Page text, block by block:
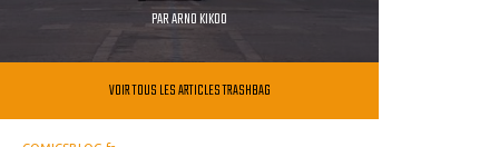
PARARNO KIKOO
VOIR TOUS LES ARTICLES TRASHBAG